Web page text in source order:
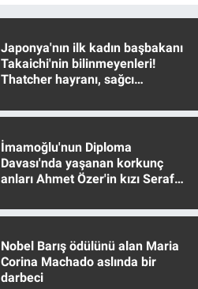
Japonya'nın ilk kadın başbakanı
Takaichi'nin bilinmeyenleri!
Thatcher hayranı, sağcı
İmamoğlu'nun Diploma
Davası'nda yaşanan korkunç
anları Ahmet Özer'in kızı Seraf
Nobel Barış ödülünü alan Maria
Corina Machado aslında bir
darbeci